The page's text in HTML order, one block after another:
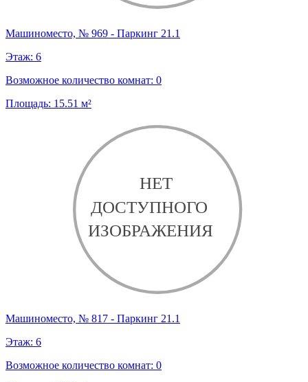
Машиноместо, № 969 - Паркинг 21.1
Этаж: 6
Возможное количество комнат: 0
Площадь: 15.51 м²
Машиноместо, № 817 - Паркинг 21.1
Этаж: 6
Возможное количество комнат: 0